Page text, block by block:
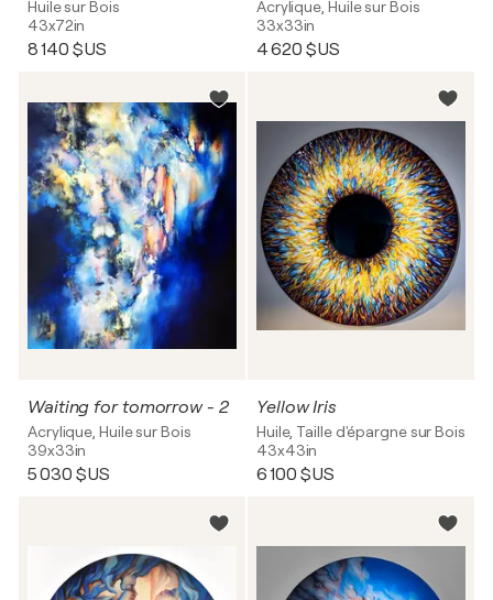
Huile sur Bois
43x72in
8 140 $US
Acrylique, Huile sur Bois
33x33in
4 620 $US
Waiting for tomorrow - 2
Acrylique, Huile sur Bois
39x33in
5 030 $US
Yellow Iris
Huile, Taille d'épargne sur Bois
43x43in
6 100 $US